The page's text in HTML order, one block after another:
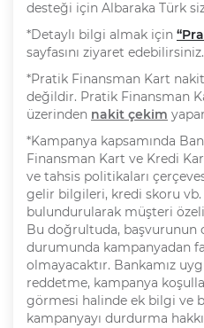
desteği için Albaraka Türk
*Detaylı bilgi almak için
sayfasını ziyaret edebilirsiniz.
*Pratik Finansman Kart
değildir. Pratik Finansman
üzerinden nakit çekim
*Kampanya kapsamında
Finansman Kart ve Kredi
ve tahsis politikaları
gelir bilgileri, kredi skoru
bulundurularak müşteri
Bu doğrultuda, başvurunun
durumunda kampanyadan
olmayacaktır. Bankamız
reddetme, kampanya
görmesi halinde ek bilgi ve
kampanyayı durdurma